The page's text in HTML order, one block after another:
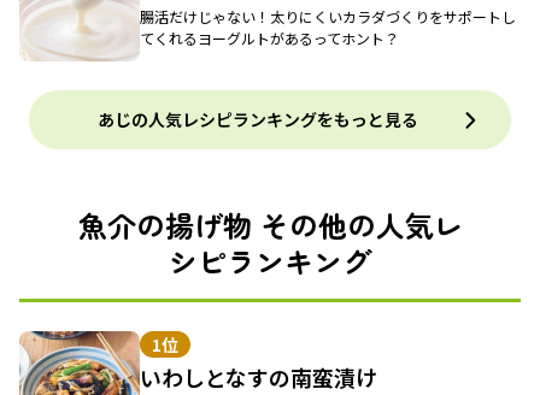
腸活だけじゃない！太りにくいカラダづくりをサポートし
てくれるヨーグルトがあるってホント？
あじの人気レシピランキングをもっと見る
魚介の揚げ物 その他の人気レ
シピランキング
1位
いわしとなすの南蛮漬け